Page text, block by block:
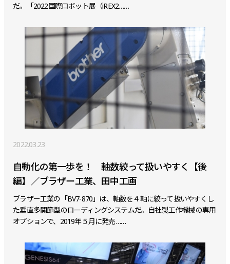
だ。「2022国際ロボット展（iREX2……
2022.03.23
自動化の第一歩を！ 軸数絞って扱いやすく【後
編】／ブラザー工業、田中工画
ブラザー工業の「BV7-870」は、軸数を４軸に絞って扱いやすくし
た垂直多関節型のローディングシステムだ。自社製工作機械の専用
オプションで、2019年５月に発売……